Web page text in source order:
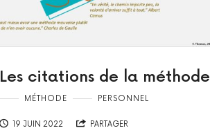
Les citations de la méthode
MÉTHODE PERSONNEL
19 JUIN 2022 PARTAGER